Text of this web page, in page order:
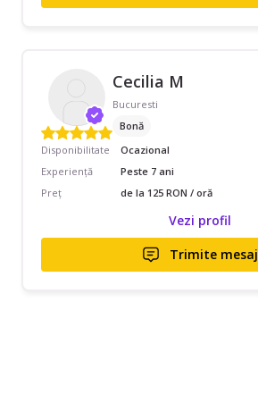
Cecilia M
Bucuresti
Bonă
Disponibilitate
Ocazional
Experiență
Peste 7 ani
Preț
de la 125 RON / oră
Vezi profil
Trimite mesaj